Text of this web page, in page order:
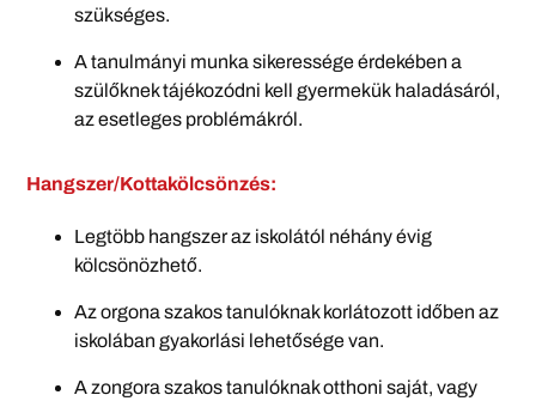
szükséges.
A tanulmányi munka sikeressége érdekében a
szülőknek tájékozódni kell gyermekük haladásáról,
az esetleges problémákról.
Hangszer/Kottakölcsönzés:
Legtöbb hangszer az iskolától néhány évig
kölcsönözhető.
Az orgona szakos tanulóknak korlátozott időben az
iskolában gyakorlási lehetősége van.
A zongora szakos tanulóknak otthoni saját, vagy